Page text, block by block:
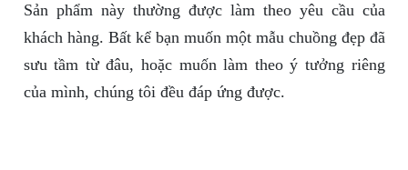
Sản phẩm này thường được làm theo yêu cầu của
khách hàng. Bất kể bạn muốn một mẫu chuồng đẹp đã
sưu tầm từ đâu, hoặc muốn làm theo ý tưởng riêng
của mình, chúng tôi đều đáp ứng được.